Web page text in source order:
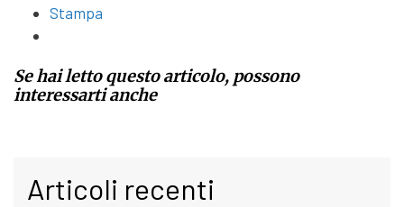
Stampa
Se hai letto questo articolo, possono
interessarti anche
Articoli recenti